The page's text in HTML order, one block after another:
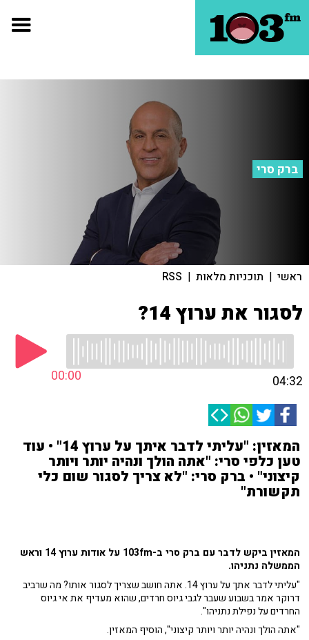
ברק סרי
ראשי | תוכניות מלאות |
RSS
לסגור את ערוץ 14?
00:00 04:32
המאזין: "עליתי לדבר איתך על ערוץ 14" • עוד
טען כלפי סרי: "אתה הולך ונהיה יותר ויותר
קיצוני" • ברק סרי: "לא צריך לסגור שום כלי
תקשורת"
המאזין ביקש לדבר עם ברק סרי ב-103fm על אודות ערוץ 14 וראש
הממשלה נתניהו.
"עליתי לדבר אתך על ערוץ 14. אתה חושב שצריך לסגור אותו? מה שרביב
דרוקר אמר בשבוע שעבר לגבי גיוס חרדים, שהוא מעדיף את אי גיוס
החרדים על נפילת נתניהו".
"אתה הולך ונהיה יותר ויותר קיצוני", הוסיף המאזין.